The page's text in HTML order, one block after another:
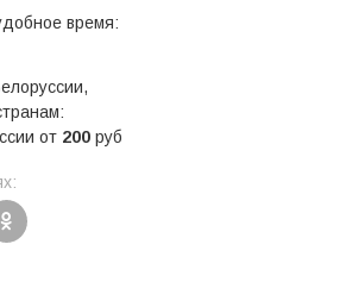
время:
от 200 руб